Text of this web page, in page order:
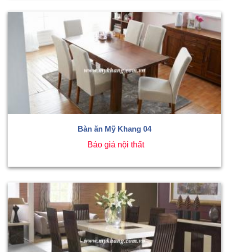
Bàn ăn Mỹ Khang 04
Báo giá nội thất